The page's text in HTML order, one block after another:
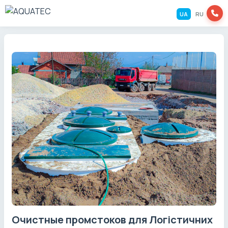
UA RU
Очистные промстоков для Логістичних